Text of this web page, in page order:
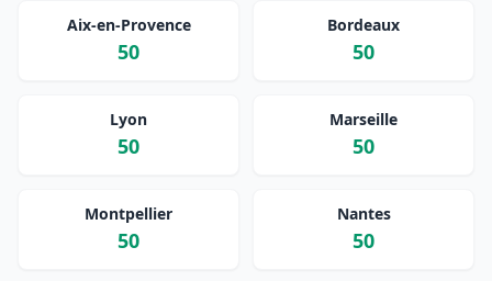
Aix-en-Provence
50
Bordeaux
50
Lyon
50
Marseille
50
Montpellier
50
Nantes
50